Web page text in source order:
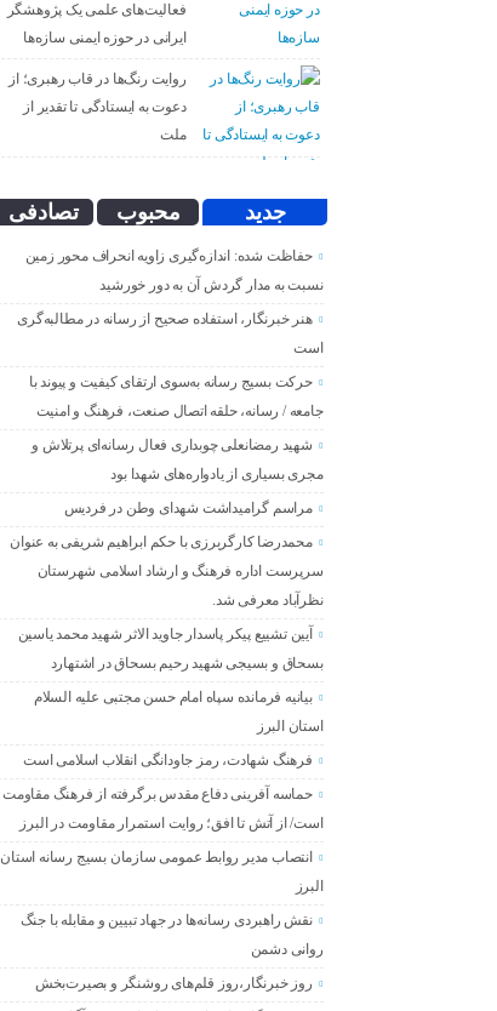
فعالیت‌های علمی یک پژوهشگر
ایرانی در حوزه ایمنی سازه‌ها
روایت رنگ‌ها در قاب رهبری؛ از
دعوت به ایستادگی تا تقدیر از
ملت
جدید محبوب تصادفی
حفاظت شده: اندازه‌گیری زاویه انحراف محور زمین
نسبت به مدار گردش آن به دور خورشید
هنر خبرنگار، استفاده صحیح از رسانه در مطالبه‌گری
است
حرکت بسیج رسانه به‌سوی ارتقای کیفیت و پیوند با
جامعه / رسانه، حلقه اتصال صنعت، فرهنگ و امنیت
شهید رمضانعلی چوبداری فعال رسانه‌ای پرتلاش و
مجری بسیاری از یادواره‌های شهدا بود
مراسم گرامیداشت شهدای وطن در فردیس
محمدرضا کارگربرزی با حکم ابراهیم شریفی به عنوان
سرپرست اداره فرهنگ و ارشاد اسلامی شهرستان
نظرآباد معرفی شد.
آیین تشییع پیکر پاسدار جاوید الاثر شهید محمد یاسین
بسحاق و بسیجی شهید رحیم بسحاق در اشتهارد
بیانیه فرمانده سپاه امام حسن مجتبی علیه السلام
استان البرز
فرهنگ شهادت، رمز جاودانگی انقلاب اسلامی است
حماسه آفرینی دفاع مقدس برگرفته از فرهنگ مقاومت
است/ از آتش تا افق؛ روایت استمرار مقاومت در البرز
انتصاب مدیر روابط عمومی سازمان بسیج رسانه استان
البرز
نقش راهبردی رسانه‌ها در جهاد تبیین و مقابله با جنگ
روانی دشمن
روز خبرنگار،روز قلم‌های روشنگر و بصیرت‌بخش